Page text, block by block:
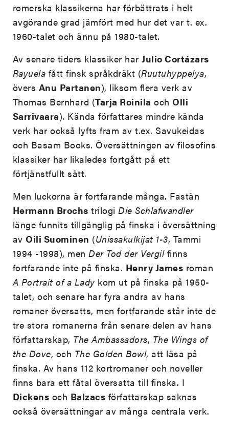
romerska klassikerna har förbättrats i helt
avgörande grad jämfört med hur det var t. ex.
1960-talet och ännu på 1980-talet.
Av senare tiders klassiker harJulio Cortázars
Rayuela fått finsk språkdräkt (Ruutuhyppelya,
övers Anu Partanen), liksom flera verk av
Thomas Bernhard (Tarja Roinila ochOlli
Sarrivaara). Kända författares mindre kända
verk har också lyfts fram av t.ex. Savukeidas
och Basam Books. Översättningen av filosofins
klassiker har likaledes fortgått på ett
förtjänstfullt sätt.
Men luckorna är fortfarande många. Fastän
Hermann Brochs trilogiDie Schlafwandler
länge funnits tillgänglig på finska i översättning
avOili Suominen (Unissakulkijat 1-3, Tammi
1994 -1998), menDer Tod der Vergilfinns
fortfarande inte på finska. Henry James roman
A Portrait of a Lady kom ut på finska på 1950-
talet, och senare har fyra andra av hans
romaner översatts, men fortfarande står inte de
tre stora romanerna från senare delen av hans
författarskap, The Ambassadors, The Wings of
the Dove, och The Golden Bowl, att läsa på
finska. Av hans 112 kortromaner och noveller
finns bara ett fåtal översatta till finska. I
Dickens och Balzacs författarskap saknas
också översättningar av många centrala verk.